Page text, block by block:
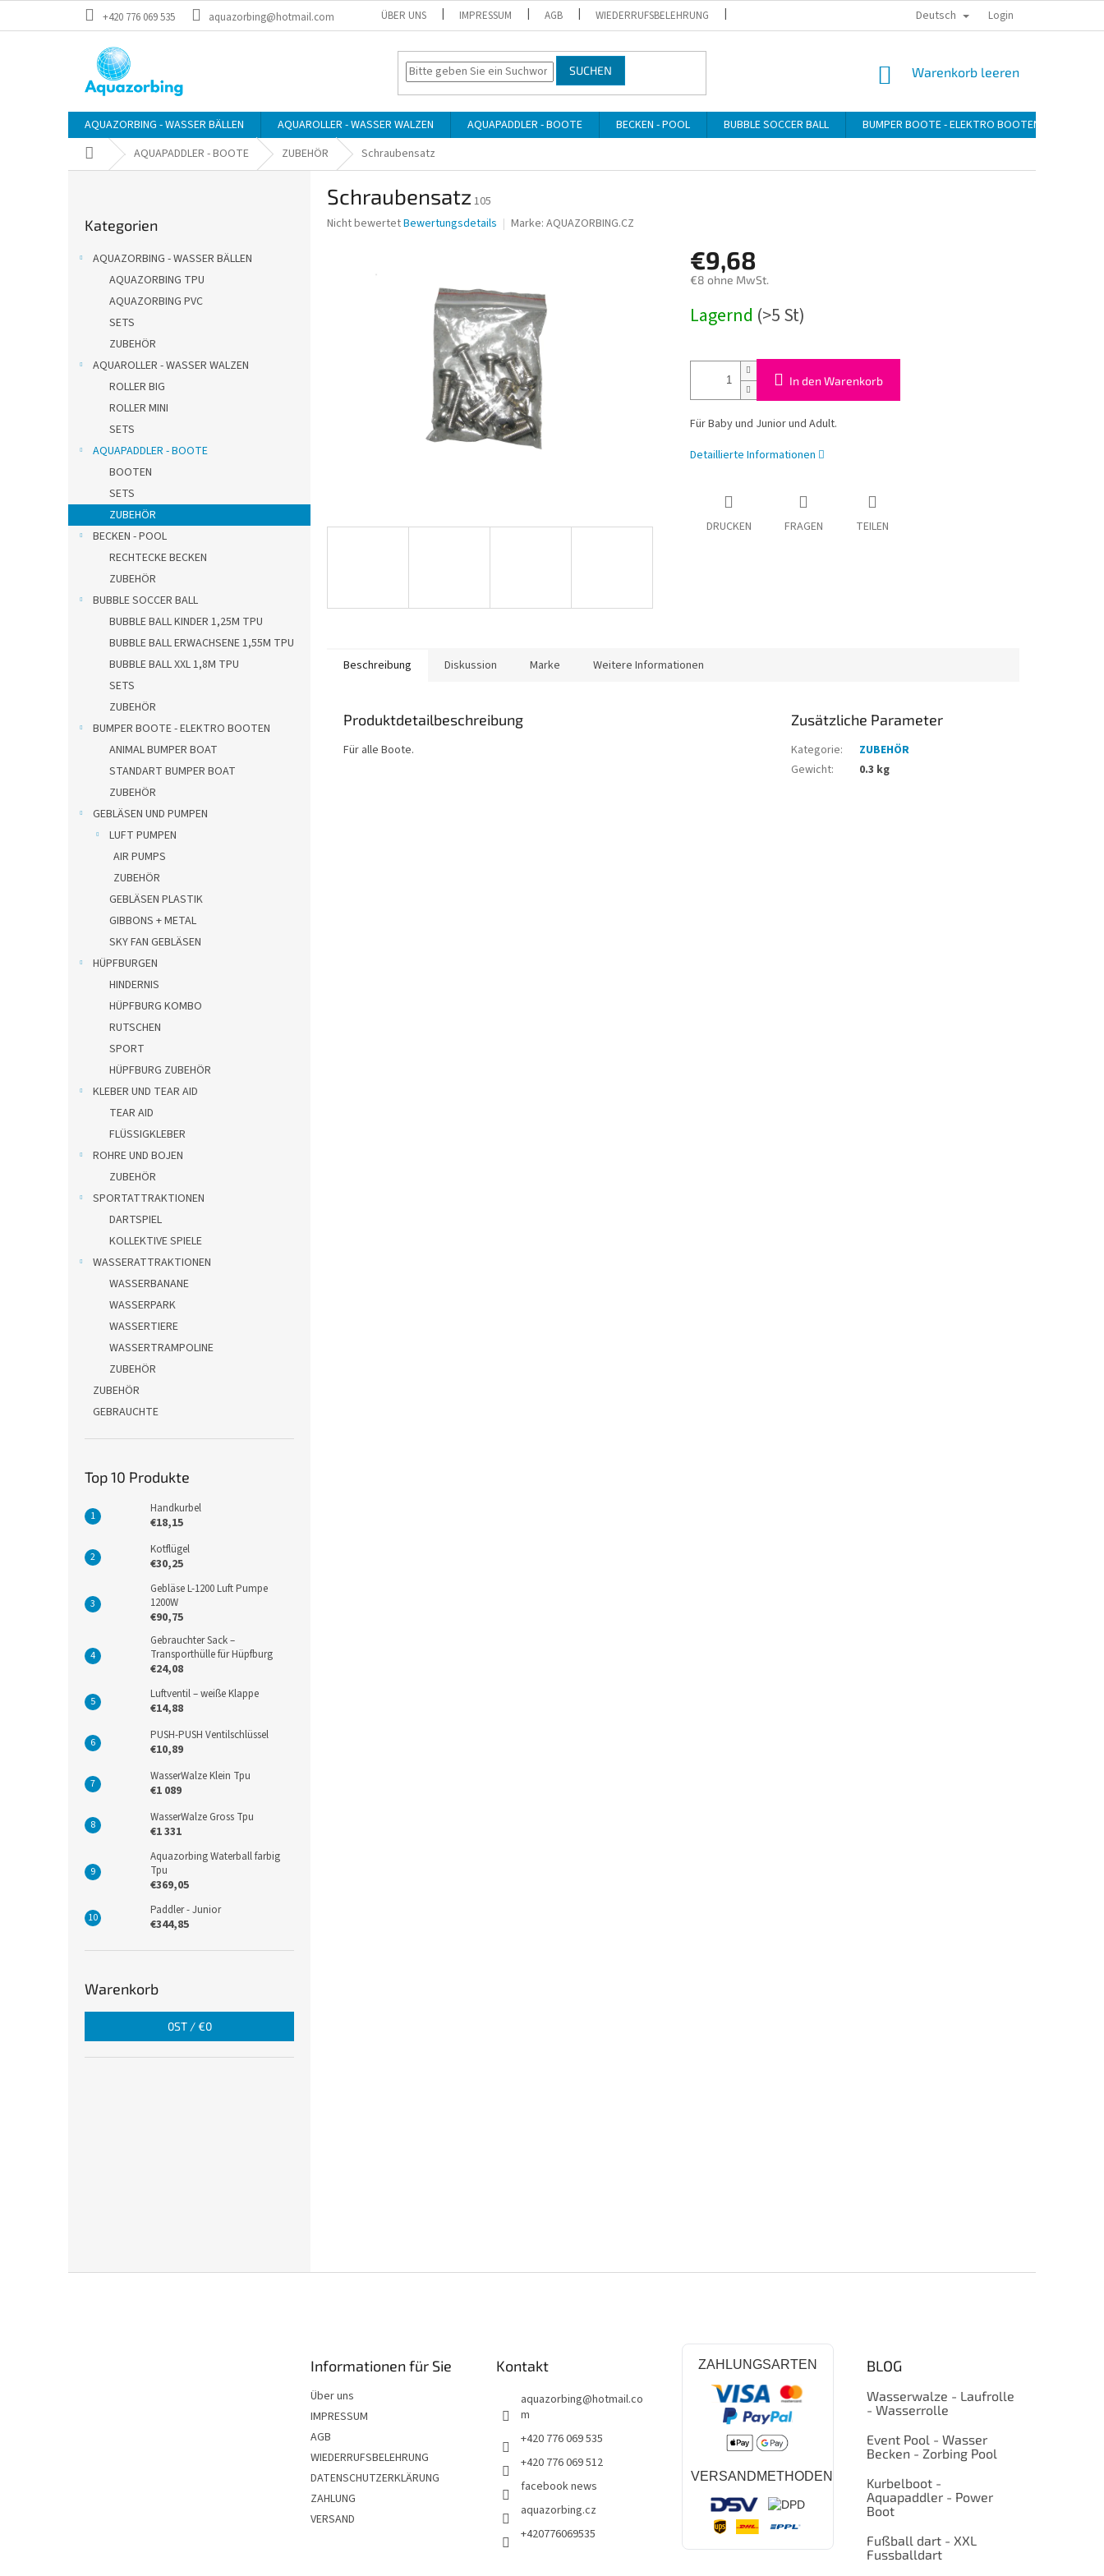
+420 776 069 535 aquazorbing@hotmail.com ÜBER UNS IMPRESSUM AGB WIEDERRUFSBELEHRUNG ZAHLUNG VERSAND
Deutsch Login
SUCHEN WARENKORB
Warenkorb leeren
AQUAZORBING - WASSER BÄLLEN AQUAROLLER - WASSER WALZEN AQUAPADDLER - BOOTE BECKEN - POOL BUBBLE SOCCER BALL BUMPER BOOTE - ELEKTRO BOOTEN
StartseiteAQUAPADDLER - BOOTE ZUBEHÖR Schraubensatz
überspringen
Kategorien
AQUAZORBING - WASSER BÄLLEN
AQUAZORBING TPU
AQUAZORBING PVC
SETS
ZUBEHÖR
AQUAROLLER - WASSER WALZEN
ROLLER BIG
ROLLER MINI
SETS
AQUAPADDLER - BOOTE
BOOTEN
SETS
ZUBEHÖR
BECKEN - POOL
RECHTECKE BECKEN
ZUBEHÖR
BUBBLE SOCCER BALL
BUBBLE BALL KINDER 1,25M TPU
BUBBLE BALL ERWACHSENE 1,55M TPU
BUBBLE BALL XXL 1,8M TPU
SETS
ZUBEHÖR
BUMPER BOOTE - ELEKTRO BOOTEN
ANIMAL BUMPER BOAT
STANDART BUMPER BOAT
ZUBEHÖR
GEBLÄSEN UND PUMPEN
LUFT PUMPEN
AIR PUMPS
ZUBEHÖR
GEBLÄSEN PLASTIK
GIBBONS + METAL
SKY FAN GEBLÄSEN
HÜPFBURGEN
HINDERNIS
HÜPFBURG KOMBO
RUTSCHEN
SPORT
HÜPFBURG ZUBEHÖR
KLEBER UND TEAR AID
TEAR AID
FLÜSSIGKLEBER
ROHRE UND BOJEN
ZUBEHÖR
SPORTATTRAKTIONEN
DARTSPIEL
KOLLEKTIVE SPIELE
WASSERATTRAKTIONEN
WASSERBANANE
WASSERPARK
WASSERTIERE
WASSERTRAMPOLINE
ZUBEHÖR
ZUBEHÖR
GEBRAUCHTE
Top 10 Produkte
Handkurbel
€18,15
Kotflügel
€30,25
Gebläse L-1200 Luft Pumpe
1200W
€90,75
Gebrauchter Sack –
Transporthülle für Hüpfburg
€24,08
Luftventil – weiße Klappe
€14,88
PUSH-PUSH Ventilschlüssel
€10,89
WasserWalze Klein Tpu
€1 089
WasserWalze Gross Tpu
€1 331
Aquazorbing Waterball farbig
Tpu
€369,05
Paddler - Junior
€344,85
Warenkorb
0ST /€0
Schraubensatz 105
Die
Nicht bewertetBewertungsdetails Marke: AQUAZORBING.CZ
€9,68
€8 ohne MwSt.
Lagernd (>5 St)
In den Warenkorb
Für Baby und Junior und Adult.
Detaillierte Informationen
DRUCKEN FRAGEN TEILEN
Beschreibung Diskussion Marke Weitere Informationen
Produktdetailbeschreibung
Für alle Boote.
Zusätzliche Parameter
Kategorie:
ZUBEHÖR
Gewicht: 0.3 kg
Informationen für Sie
Über uns
IMPRESSUM
AGB
WIEDERRUFSBELEHRUNG
DATENSCHUTZERKLÄRUNG
ZAHLUNG
VERSAND
Kontakt
aquazorbing@hotmail.co
m
+420 776 069 535
+420 776 069 512
facebook news
aquazorbing.cz
+420776069535
ZAHLUNGSARTEN
VERSANDMETHODEN
BLOG
Wasserwalze - Laufrolle
- Wasserrolle
Event Pool - Wasser
Becken - Zorbing Pool
Kurbelboot -
Aquapaddler - Power
Boot
Fußball dart - XXL
Fussballdart